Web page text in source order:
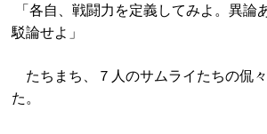
「各自、戦闘力を定義してみよ。異論
駁論せよ」
たちまち、７人のサムライたちの侃
た。